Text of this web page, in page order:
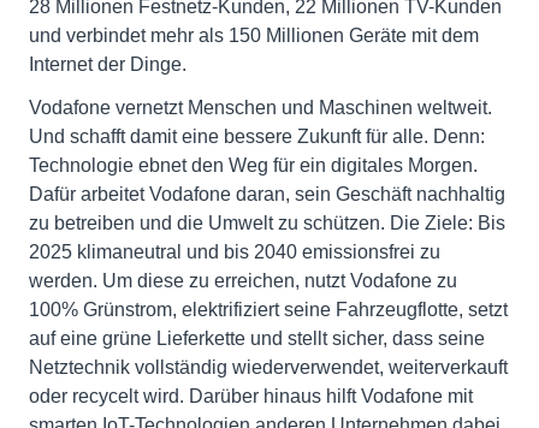
28 Millionen Festnetz-Kunden, 22 Millionen TV-Kunden
und verbindet mehr als 150 Millionen Geräte mit dem
Internet der Dinge.
Vodafone vernetzt Menschen und Maschinen weltweit.
Und schafft damit eine bessere Zukunft für alle. Denn:
Technologie ebnet den Weg für ein digitales Morgen.
Dafür arbeitet Vodafone daran, sein Geschäft nachhaltig
zu betreiben und die Umwelt zu schützen. Die Ziele: Bis
2025 klimaneutral und bis 2040 emissionsfrei zu
werden. Um diese zu erreichen, nutzt Vodafone zu
100% Grünstrom, elektrifiziert seine Fahrzeugflotte, setzt
auf eine grüne Lieferkette und stellt sicher, dass seine
Netztechnik vollständig wiederverwendet, weiterverkauft
oder recycelt wird. Darüber hinaus hilft Vodafone mit